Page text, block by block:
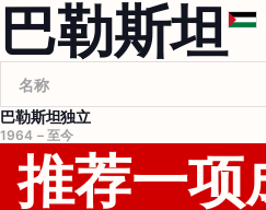
巴勒斯坦
巴勒斯坦独立
1964 – 至今
推荐一项